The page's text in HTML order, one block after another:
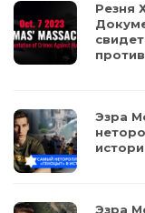
Резня
Эзра
Эзра